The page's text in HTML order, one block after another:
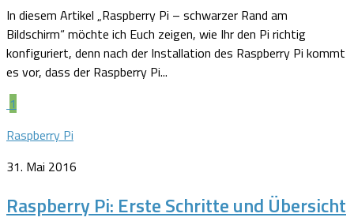
In diesem Artikel „Raspberry Pi – schwarzer Rand am
Bildschirm“ möchte ich Euch zeigen, wie Ihr den Pi richtig
konfiguriert, denn nach der Installation des Raspberry Pi kommt
es vor, dass der Raspberry Pi...
1
Raspberry Pi
31. Mai 2016
Raspberry Pi: Erste Schritte und Übersicht